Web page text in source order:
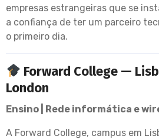
empresas estrangeiras que se
a confiança de ter um parceiro
o primeiro dia.
Forward College —
London
Ensino | Rede informática e
A Forward College, campus em